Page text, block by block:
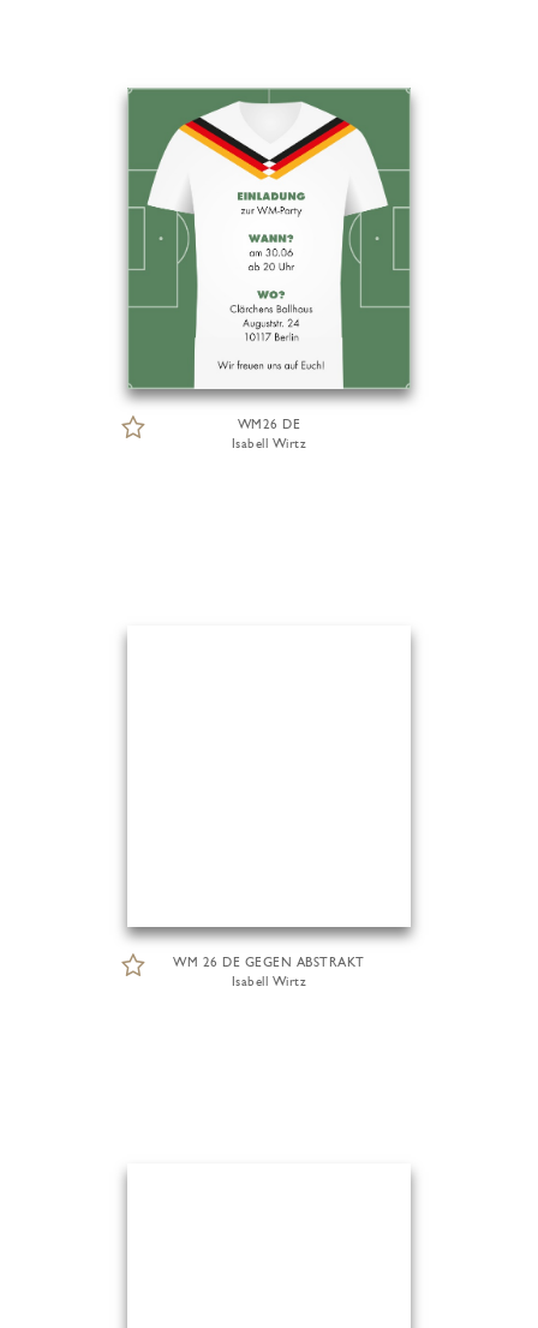
WM26 DE
Isabell Wirtz
WM 26 DE GEGEN ABSTRAKT
Isabell Wirtz